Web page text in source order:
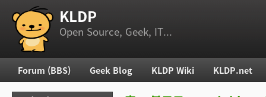
부 메뉴 KLDP
Open Source, Geek, IT...
주 메뉴
Forum (BBS) Geek Blog KLDP Wiki KLDP.net